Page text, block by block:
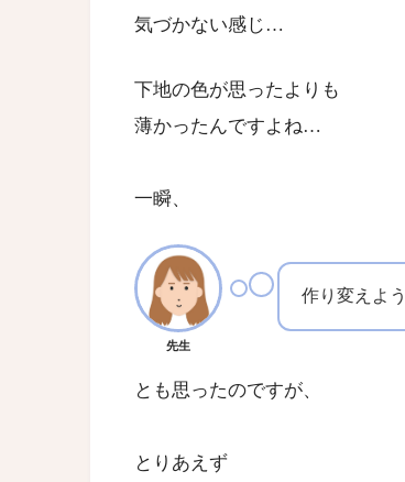
気づかない感じ…
下地の色が思ったよりも
薄かったんですよね…
一瞬、
先生
作り変えよ
とも思ったのですが、
とりあえず